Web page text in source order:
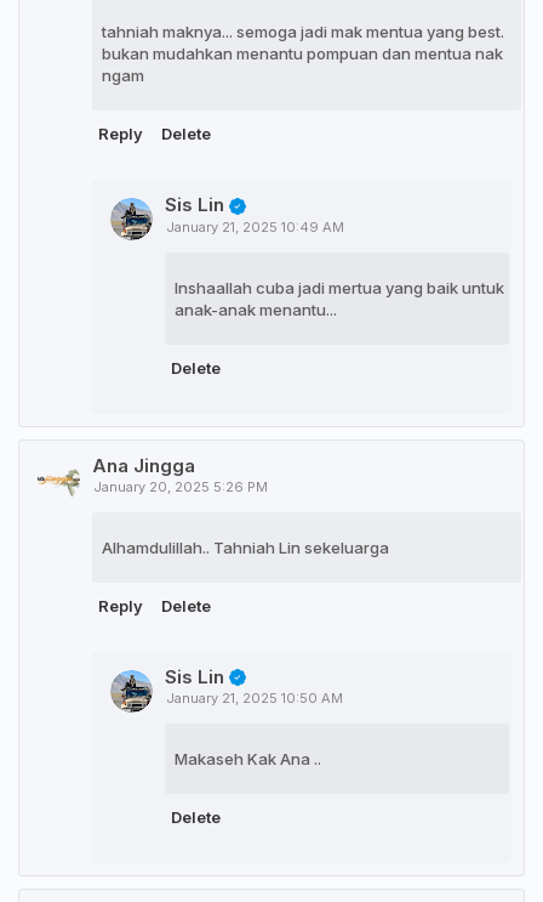
tahniah maknya... semoga jadi mak mentua yang best.
bukan mudahkan menantu pompuan dan mentua nak
ngam
Reply Delete
Sis Lin
January 21, 2025 10:49 AM
Inshaallah cuba jadi mertua yang baik untuk
anak-anak menantu...
Delete
Ana Jingga
January 20, 2025 5:26 PM
Alhamdulillah.. Tahniah Lin sekeluarga
Reply Delete
Sis Lin
January 21, 2025 10:50 AM
Makaseh Kak Ana ..
Delete